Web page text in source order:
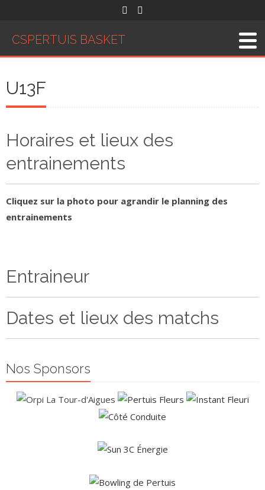
CSPERTUIS BASKET
U13F
Horaires et lieux des
entrainements
Cliquez sur la photo pour agrandir le planning des
entrainements
Entraineur
Dates et lieux des matchs
Nos Sponsors